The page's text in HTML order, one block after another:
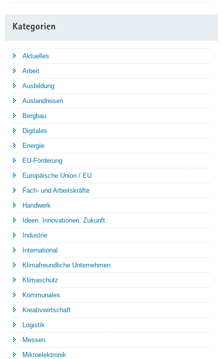
Kategorien
Aktuelles
Arbeit
Ausbildung
Auslandreisen
Bergbau
Digitales
Energie
EU-Förderung
Europäische Union / EU
Fach- und Arbeitskräfte
Handwerk
Ideen. Innovationen. Zukunft.
Industrie
International
Klimafreundliche Unternehmen
Klimaschutz
Kommunales
Kreativwirtschaft
Logistik
Messen
Mikroelektronik